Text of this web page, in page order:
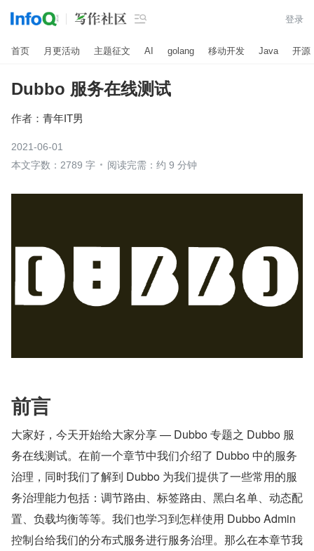
 登录
首页 月更活动 主题征文 AI golang 移动开发 Java 开源
Dubbo 服务在线测试
作者： 青年IT男
2021-06-01
本文字数：2789 字
阅读完需：约 9 分钟
前言
大家好，今天开始给大家分享 — Dubbo 专题之 Dubbo 服
务在线测试。在前一个章节中我们介绍了 Dubbo 中的服务
治理，同时我们了解到 Dubbo 为我们提供了一些常用的服
务治理能力包括：调节路由、标签路由、黑白名单、动态配
置、负载均衡等等。我们也学习到怎样使用 Dubbo Admin
控制台给我们的分布式服务进行服务治理。那么在本章节我